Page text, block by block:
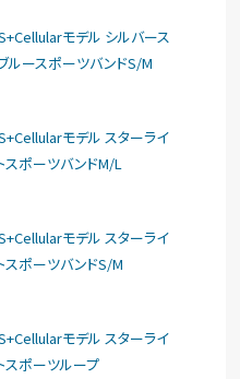
モデル シルバース
ルースポーツバンドS/M
モデル スターライ
スポーツバンドM/L
モデル スターライ
スポーツバンドS/M
モデル スターライ
スポーツループ